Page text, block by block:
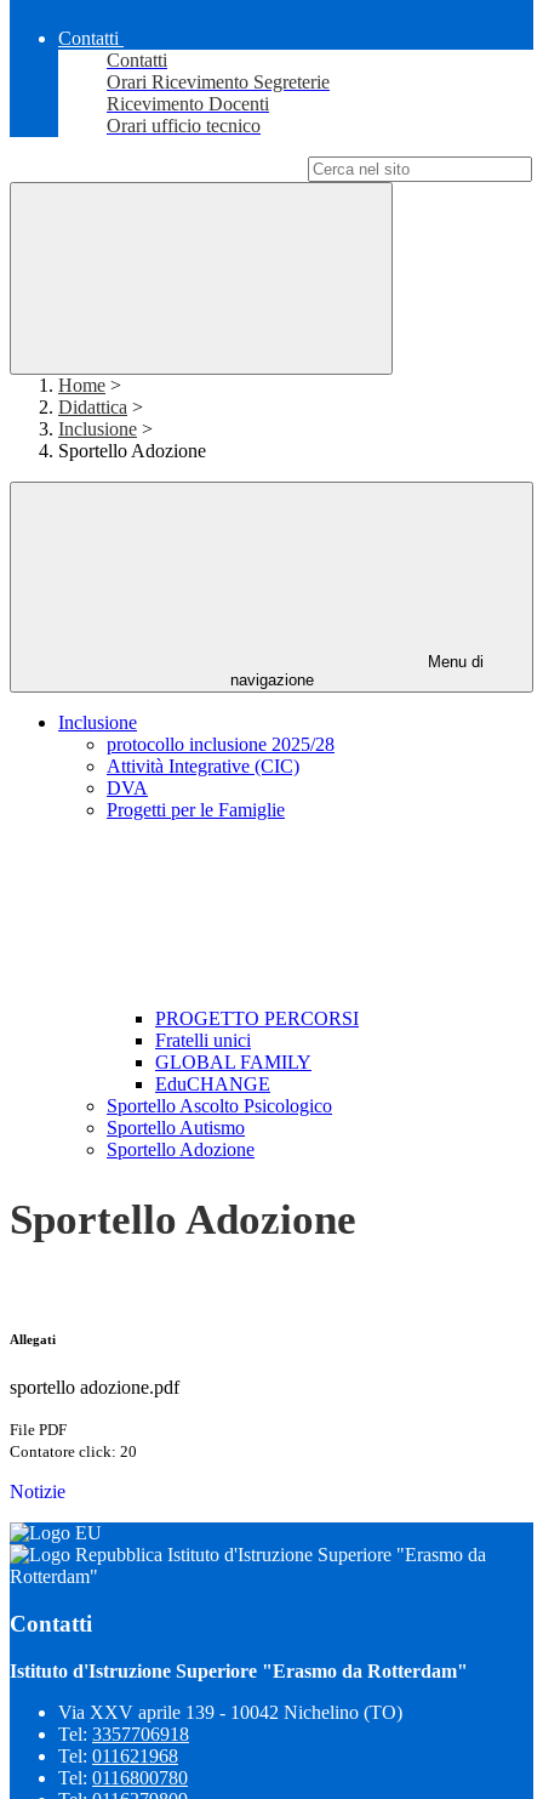
Contatti
Contatti
Orari Ricevimento Segreterie
Ricevimento Docenti
Orari ufficio tecnico
Home >
Didattica >
Inclusione >
Sportello Adozione
Menu di
navigazione
Inclusione
protocollo inclusione 2025/28
Attività Integrative (CIC)
DVA
Progetti per le Famiglie
PROGETTO PERCORSI
Fratelli unici
GLOBAL FAMILY
EduCHANGE
Sportello Ascolto Psicologico
Sportello Autismo
Sportello Adozione
Sportello Adozione
Allegati
sportello adozione.pdf
File PDF
Contatore click: 20
Notizie
Istituto d'Istruzione Superiore "Erasmo da
Rotterdam"
Contatti
Istituto d'Istruzione Superiore "Erasmo da Rotterdam"
Via XXV aprile 139 - 10042 Nichelino (TO)
Tel: 3357706918
Tel: 011621968
Tel: 0116800780